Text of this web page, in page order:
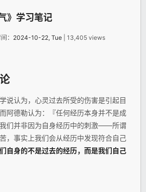
》学习笔记
： 2024-10-22, Tue | 13,405 views
说认为，心灵过去所受的伤害是引起目
阿德勒认为：『任何经历本身并不是成
们并非因为自身经历中的刺激——所谓
事实上我们会从经历中发现符合自己
自身的不是过去的经历，而是我们自己